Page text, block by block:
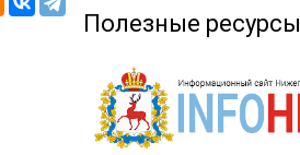
Полезные ресурсы